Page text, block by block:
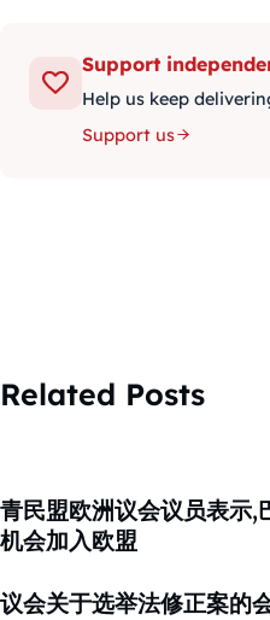
Support
Help us keep
Support us
Related Posts
青民盟欧洲议会议员表示,
机会加入欧盟
议会关于选举法修正案的